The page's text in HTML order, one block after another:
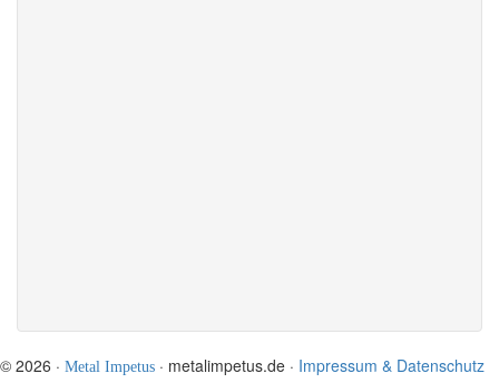
© 2026 · Metal Impetus · metalimpetus.de · Impressum & Datenschutz